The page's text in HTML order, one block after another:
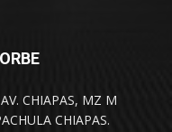
CHIAPAS, MZ M
CHIAPAS.